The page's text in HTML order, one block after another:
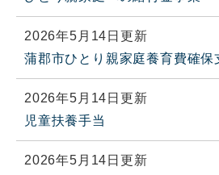
2026年5月14日更新
蒲郡市ひとり親家庭養育費確保
2026年5月14日更新
児童扶養手当
2026年5月14日更新